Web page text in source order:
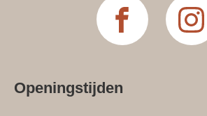
Openingstijden